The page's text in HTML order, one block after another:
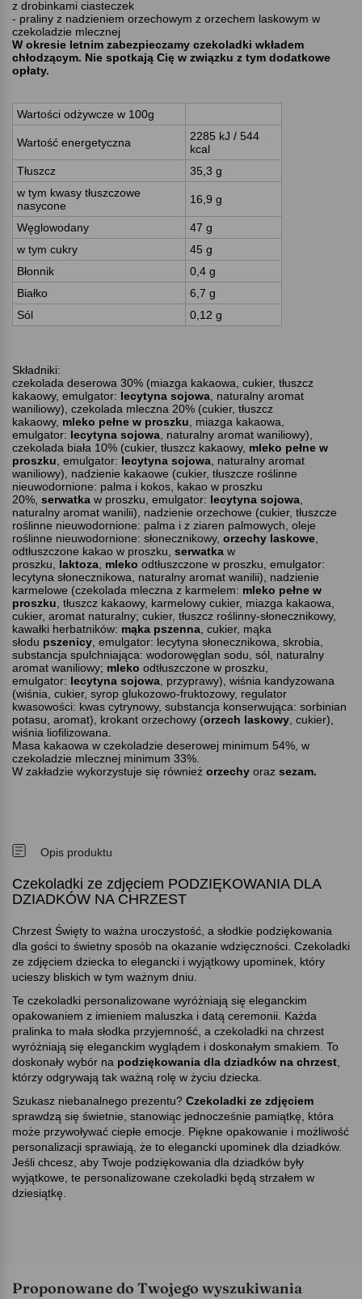
z drobinkami ciasteczek
- praliny z nadzieniem orzechowym z orzechem laskowym w
czekoladzie mlecznej
W okresie letnim zabezpieczamy czekoladki wkładem
chłodzącym. Nie spotkają Cię w związku z tym dodatkowe
opłaty.
Wartości odżywcze w 100g
Wartość energetyczna
2285 kJ / 544
kcal
Tłuszcz
35,3 g
w tym kwasy tłuszczowe
nasycone
16,9 g
Węglowodany
47 g
w tym cukry
45 g
Błonnik
0,4 g
Białko
6,7 g
Sól
0,12 g
Składniki:
czekolada deserowa 30% (miazga kakaowa, cukier, tłuszcz
kakaowy, emulgator: lecytyna sojowa , naturalny aromat
waniliowy), czekolada mleczna 20% (cukier, tłuszcz
kakaowy, mleko pełne w proszku , miazga kakaowa,
emulgator: lecytyna sojowa , naturalny aromat waniliowy),
czekolada biała 10% (cukier, tłuszcz kakaowy, mleko pełne w
proszku , emulgator: lecytyna sojowa , naturalny aromat
waniliowy), nadzienie kakaowe (cukier, tłuszcze roślinne
nieuwodornione: palma i kokos, kakao w proszku
20%, serwatka w proszku, emulgator: lecytyna sojowa
naturalny aromat wanilii), nadzienie orzechowe (cukier, tłuszcze
roślinne nieuwodornione: palma i z ziaren palmowych, oleje
roślinne nieuwodornione: słonecznikowy, orzechy laskowe
odtłuszczone kakao w proszku, serwatka w
proszku, laktoza mleko odtłuszczone w proszku, emulgator:
lecytyna słonecznikowa, naturalny aromat wanilii), nadzienie
karmelowe (czekolada mleczna z karmelem: mleko pełne w
proszku , tłuszcz kakaowy, karmelowy cukier, miazga kakaowa,
cukier, aromat naturalny; cukier, tłuszcz roślinny-słonecznikowy,
kawałki herbatników: mąka pszenna , cukier, mąka
słodu pszenicy , emulgator: lecytyna słonecznikowa, skrobia,
substancja spulchniająca: wodorowęglan sodu, sól, naturalny
aromat waniliowy; mleko odtłuszczone w proszku,
emulgator: lecytyna sojowa , przyprawy), wiśnia kandyzowana
(wiśnia, cukier, syrop glukozowo-fruktozowy, regulator
kwasowości: kwas cytrynowy, substancja konserwująca: sorbinian
potasu, aromat), krokant orzechowy (orzech laskowy , cukier),
wiśnia liofilizowana.
Masa kakaowa w czekoladzie deserowej minimum 54%, w
czekoladzie mlecznej minimum 33%.
W zakładzie wykorzystuje się również orzechy oraz sezam.
Opis produktu
Czekoladki ze zdjęciem PODZIĘKOWANIA DLA
DZIADKÓW NA CHRZEST
Chrzest Święty to ważna uroczystość, a słodkie podziękowania
dla gości to świetny sposób na okazanie wdzięczności. Czekoladki
ze zdjęciem dziecka to elegancki i wyjątkowy upominek, który
ucieszy bliskich w tym ważnym dniu.
Te czekoladki personalizowane wyróżniają się eleganckim
opakowaniem z imieniem maluszka i datą ceremonii. Każda
pralinka to mała słodka przyjemność, a czekoladki na chrzest
wyróżniają się eleganckim wyglądem i doskonałym smakiem. To
doskonały wybór na podziękowania dla dziadków na chrzest
którzy odgrywają tak ważną rolę w życiu dziecka.
Szukasz niebanalnego prezentu Czekoladki ze zdjęciem
sprawdzą się świetnie, stanowiąc jednocześnie pamiątkę, która
może przywoływać ciepłe emocje. Piękne opakowanie i możliwość
personalizacji sprawiają, że to elegancki upominek dla dziadków.
Jeśli chcesz, aby Twoje podziękowania dla dziadków były
wyjątkowe, te personalizowane czekoladki będą strzałem w
dziesiątkę.
Proponowane do Twojego wyszukiwania